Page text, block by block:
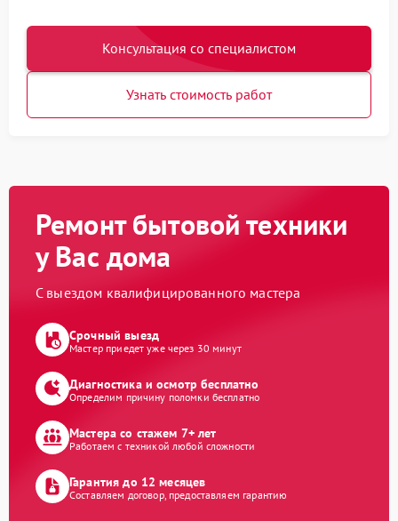
Консультация со специалистом
Узнать стоимость работ
Ремонт бытовой техники
у Вас дома
С выездом квалифицированного мастера
Срочный выезд
Мастер приедет уже через 30 минут
Диагностика и осмотр бесплатно
Определим причину поломки бесплатно
Мастера со стажем 7+ лет
Работаем с техникой любой сложности
Гарантия до 12 месяцев
Составляем договор, предоставляем гарантию